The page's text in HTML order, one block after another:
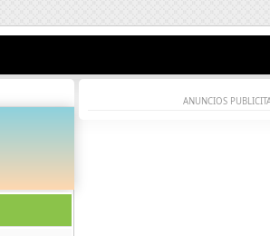
ANUNCIOS